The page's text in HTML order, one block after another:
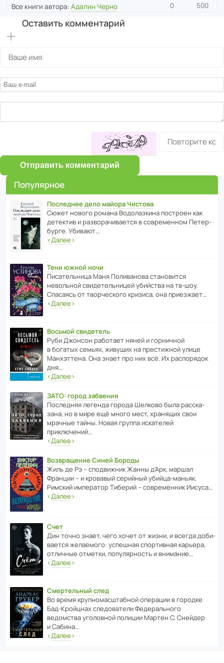
Все книги автора: Адалин Черно 0 500
Оставить комментарий
Отправить комментарий
Популярное
Последнее дело майора Чистова
Сюжет нового романа Водо­ла­з­кина пост­роен как
дете­ктив и разво­ра­чи­ва­ется в совре­менном Пете­р­
бурге. Убивают…
‹Далее›
Тени южной ночи
Писа­тель­ница Маня Поли­ва­нова стано­вится
невольной свиде­тель­ницей убийства на тв-шоу.
Спасаясь от твор­че­с­кого кризиса, она приезжает…
‹Далее›
Восьмой свидетель
Руби Джонсон рабо­тает няней и горни­чной
в богатых семьях, живущих на прес­ти­жной улице
Манх­эт­тена. Она знает про них всё. Их распо­рядок
дня…
‹Далее›
ЗАТО: город забвения
После­дняя легенда города Шелково была расска­
зана, но в мире ещё много мест, хранящих свои
мрачные тайны. Новая группа иска­телей
приключений…
‹Далее›
Возвращение Синей Бороды
Жиль де Рэ – спод­ви­жник Жанны д’Арк, маршал
Франции – и кровавый серийный убийца-маньяк.
Римский импе­ратор Тиберий – совре­менник Иисуса…
‹Далее›
Счет
Дин точно знает, чего хочет от жизни, и всегда доби­
ва­ется жела­е­мого: успе­шная спор­ти­вная карьера,
отли­чные отметки, попу­ля­р­ность и внимание…
‹Далее›
Смертельный след
Во время круп­но­мас­ш­та­бной операции в городке
Бад‑Крой­цнах следо­ва­тели Феде­раль­ного
ведомства уголо­вной полиции Мартен С. Снейдер
и Сабина…
‹Далее›